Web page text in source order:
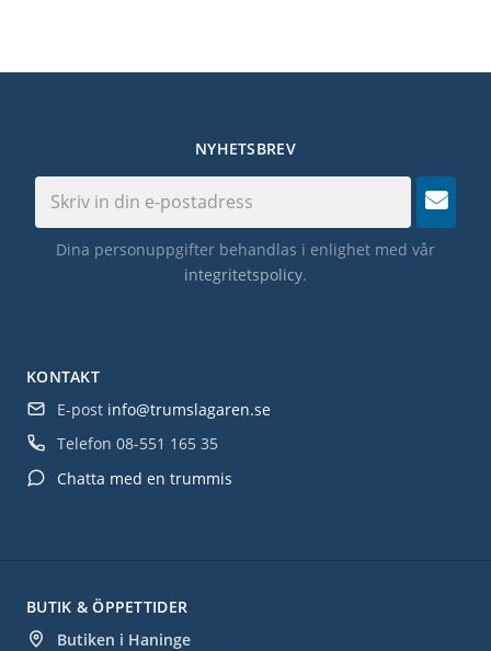
BUTIK & ÖPPETTIDER
Butiken i Haninge
KONTAKT
E-post info@trumslagaren.se
Telefon 08-551 165 35
Chatta med en trummis
NYHETSBREV
Dina personuppgifter behandlas i enlighet med vår
integritetspolicy.